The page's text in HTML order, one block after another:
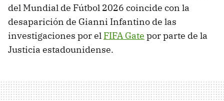
del Mundial de Fútbol 2026 coincide con la
desaparición de Gianni Infantino de las
investigaciones por el FIFA Gate por parte de la
Justicia estadounidense.